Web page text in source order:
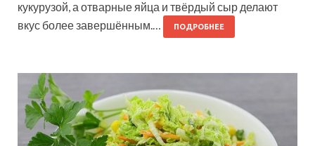
кукурузой, а отварные яйца и твёрдый сыр делают
вкус более завершённым.…
ПОДРОБНЕЕ